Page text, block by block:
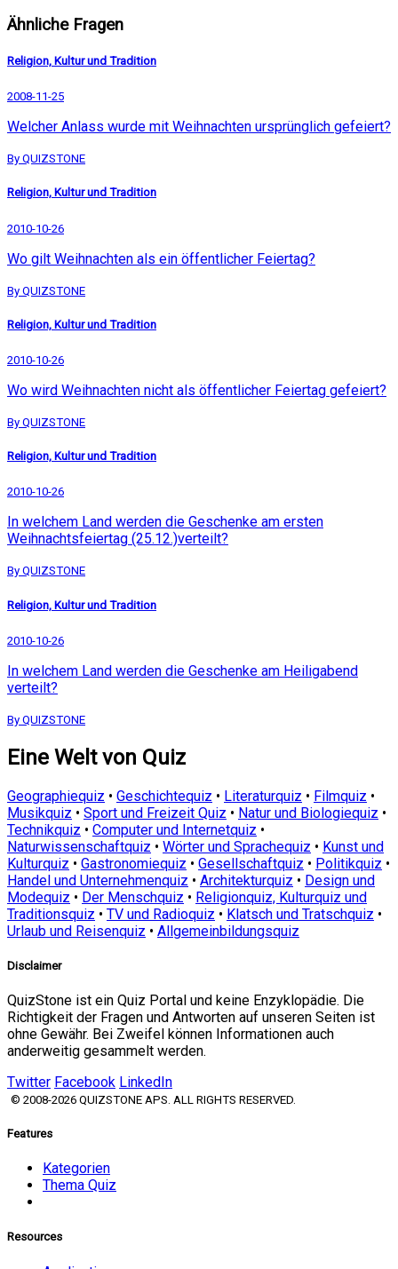
Ähnliche Fragen
Religion, Kultur und Tradition
2008-11-25
Welcher Anlass wurde mit Weihnachten ursprünglich gefeiert?
By QUIZSTONE
Religion, Kultur und Tradition
2010-10-26
Wo gilt Weihnachten als ein öffentlicher Feiertag?
By QUIZSTONE
Religion, Kultur und Tradition
2010-10-26
Wo wird Weihnachten nicht als öffentlicher Feiertag gefeiert?
By QUIZSTONE
Religion, Kultur und Tradition
2010-10-26
In welchem Land werden die Geschenke am ersten
Weihnachtsfeiertag (25.12.)verteilt?
By QUIZSTONE
Religion, Kultur und Tradition
2010-10-26
In welchem Land werden die Geschenke am Heiligabend
verteilt?
By QUIZSTONE
Eine Welt von Quiz
Geographiequiz • Geschichtequiz • Literaturquiz • Filmquiz •
Musikquiz • Sport und Freizeit Quiz • Natur und Biologiequiz •
Technikquiz • Computer und Internetquiz •
Naturwissenschaftquiz • Wörter und Sprachequiz • Kunst und
Kulturquiz • Gastronomiequiz • Gesellschaftquiz • Politikquiz •
Handel und Unternehmenquiz • Architekturquiz • Design und
Modequiz • Der Menschquiz • Religionquiz, Kulturquiz und
Traditionsquiz • TV und Radioquiz • Klatsch und Tratschquiz •
Urlaub und Reisenquiz • Allgemeinbildungsquiz
Disclaimer
QuizStone ist ein Quiz Portal und keine Enzyklopädie. Die
Richtigkeit der Fragen und Antworten auf unseren Seiten ist
ohne Gewähr. Bei Zweifel können Informationen auch
anderweitig gesammelt werden.
Twitter Facebook LinkedIn
© 2008-2026 QUIZSTONE APS. ALL RIGHTS RESERVED.
Features
Kategorien
Thema Quiz
Resources